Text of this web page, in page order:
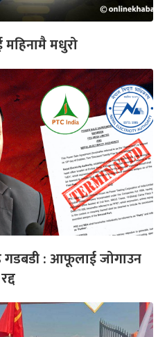
मधुरो
गडबडी : आफूलाई जोगाउन